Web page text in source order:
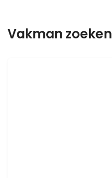
Vakman zoeken